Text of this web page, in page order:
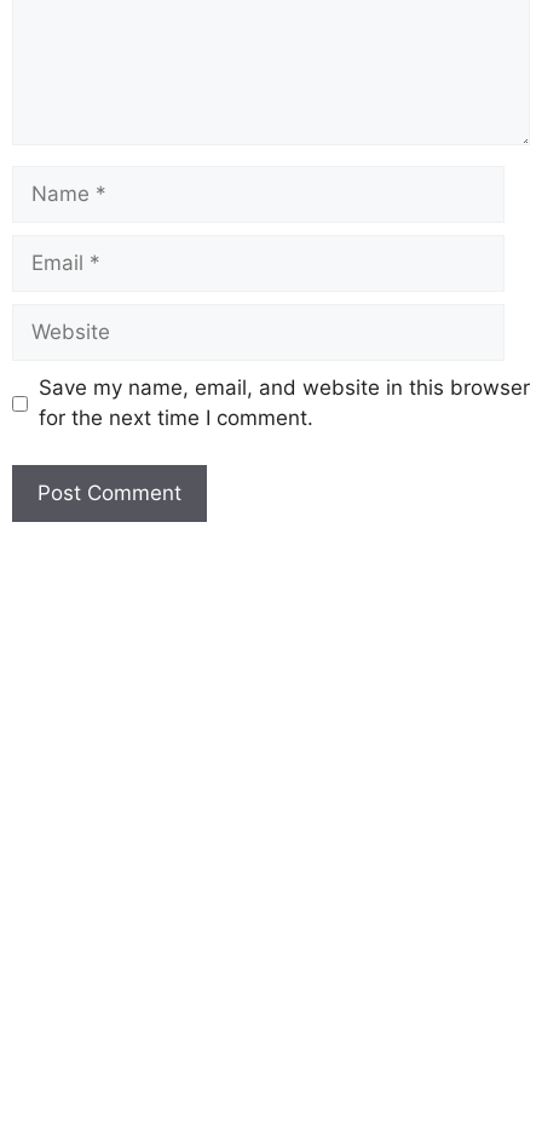
Save my name, email, and website in this browser
for the next time I comment.